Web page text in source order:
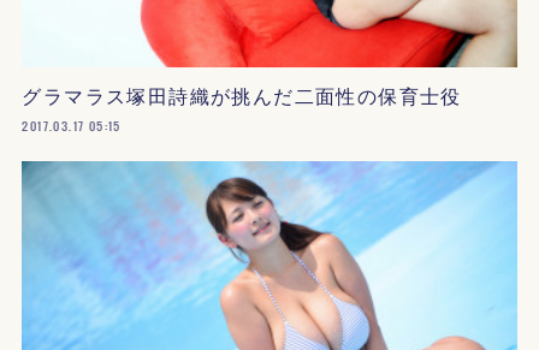
グラマラス塚田詩織が挑んだ二面性の保育士役
2017.03.17 05:15